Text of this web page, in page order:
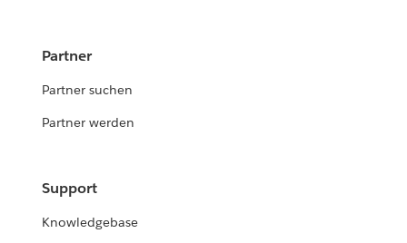
Partner
Partner suchen
Partner werden
Support
Knowledgebase